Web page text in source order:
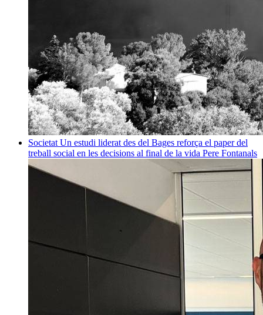
Societat Un estudi liderat des del Bages reforça el paper del
treball social en les decisions al final de la vida Pere Fontanals